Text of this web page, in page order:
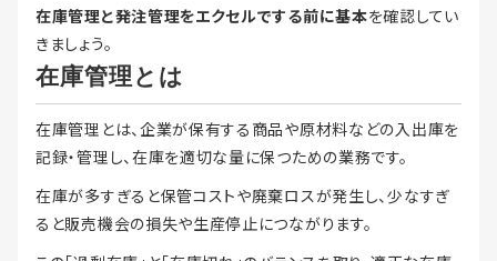
在庫管理と発注管理をエクセルでする前に基本を確認してい
きましょう。
在庫管理とは
在庫管理とは、企業が保有する商品や原材料などの入出庫を
記録・管理し、在庫を適切な量に保つための業務です。
在庫が多すぎると保管コストや廃棄ロスが発生し、少なすぎ
ると販売機会の損失や生産停止につながります。